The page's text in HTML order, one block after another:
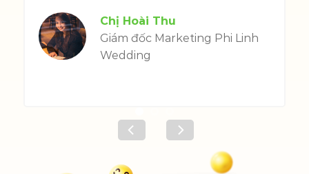
Chị Hoài Thu
Giám đốc Marketing Phi Linh
Wedding